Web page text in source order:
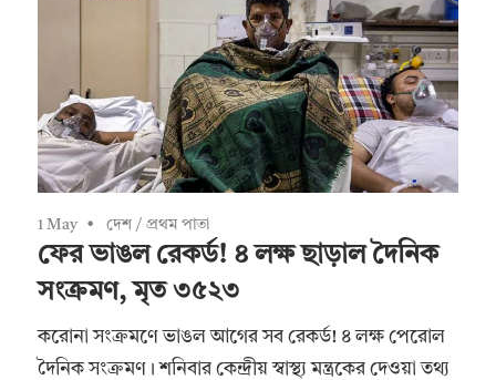
1 May দেশ / প্রথম পাতা
ফের ভাঙল রেকর্ড! ৪ লক্ষ ছাড়াল দৈনিক
সংক্রমণ, মৃত ৩৫২৩
করোনা সংক্রমণে ভাঙল আগের সব রেকর্ড! ৪ লক্ষ পেরোল
দৈনিক সংক্রমণ। শনিবার কেন্দ্রীয় স্বাস্থ্য মন্ত্রকের দেওয়া তথ্য